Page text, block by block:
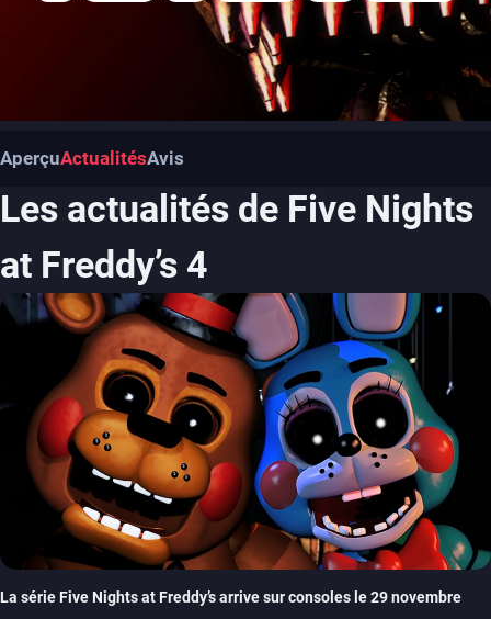
AperçuActualitésAvis
Les actualités de Five Nights
at Freddy’s 4
La série Five Nights at Freddy’s arrive sur consoles le 29 novembre